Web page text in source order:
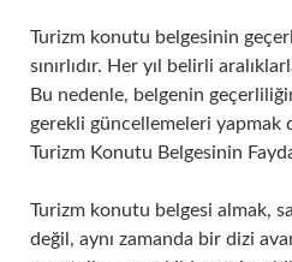
Turizm konutu belgesinin
sınırlıdır. Her yıl belirli
Bu nedenle, belgenin
gerekli güncellemeleri yapmak
Turizm Konutu Belgesinin
Turizm konutu belgesi almak,
değil, aynı zamanda bir dizi